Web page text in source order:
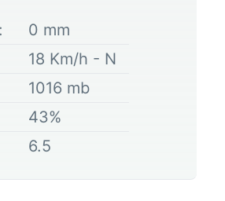
0 mm
18 Km/h - N
1016 mb
43%
6.5